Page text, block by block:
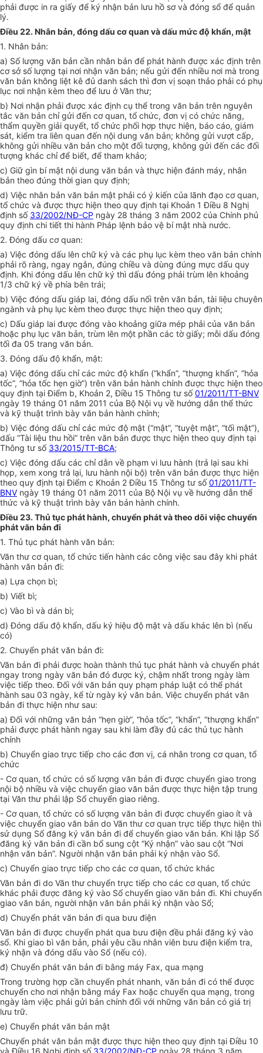
phải được in ra giấy để ký nhận bản lưu hồ sơ và đóng sổ để quản
lý.
Điều 22. Nhân bản, đóng dấu cơ quan và dấu mức độ khẩn, mật
1. Nhân bản:
a) Số lượng văn bản cần nhân bản để phát hành được xác định trên
cơ sở số lượng tại nơi nhận văn bản; nếu gửi đến nhiều nơi mà trong
văn bản không liệt kê đủ danh sách thì đơn vị soạn thảo phải có phụ
lục nơi nhận kèm theo để lưu ở Văn thư;
b) Nơi nhận phải được xác định cụ thể trong văn bản trên nguyên
tắc văn bản chỉ gửi đến cơ quan, tổ chức, đơn vị có chức năng,
thẩm quyền giải quyết, tổ chức phối hợp thực hiện, báo cáo, giám
sát, kiểm tra liên quan đến nội dung văn bản; không gửi vượt cấp,
không gửi nhiều văn bản cho một đối tượng, không gửi đến các đối
tượng khác chỉ để biết, để tham khảo;
c) Giữ gìn bí mật nội dung văn bản và thực hiện đánh máy, nhân
bản theo đúng thời gian quy định;
d) Việc nhân bản văn bản mật phải có ý kiến của lãnh đạo cơ quan,
tổ chức và được thực hiện theo quy định tại Khoản 1 Điều 8 Nghị
định số 33/2002/NĐ-CP ngày 28 tháng 3 năm 2002 của Chính phủ
quy định chi tiết thi hành Pháp lệnh bảo vệ bí mật nhà nước.
2.Đóng dấu cơ quan:
a) Việc đóng dấu lên chữ ký và các phụ lục kèm theo văn bản chính
phải rõ ràng, ngay ngắn, đúng chiều và dùng đúng mực dấu quy
định. Khi đóng dấu lên chữ ký thì dấu đóng phải trùm lên khoảng
1/3 chữ ký về phía bên trái;
b) Việc đóng dấu giáp lai, đóng dấu nối trên văn bản, tài liệu chuyên
ngành và phụ lục kèm theo được thực hiện theo quy định;
c) Dấu giáp lai được đóng vào khoảng giữa mép phải của văn bản
hoặc phụ lục văn bản, trùm lên một phần các tờ giấy; mỗi dấu đóng
tối đa 05 trang văn bản.
3.Đóng dấu độ khẩn, mật:
a) Việc đóng dấu chỉ các mức độ khẩn (“khẩn”, “thượng khẩn”, “hỏa
tốc”, “hỏa tốc hẹn giờ”) trên văn bản hành chính được thực hiện theo
quy định tại Điểm b, Khoản 2, Điều 15 Thông tư số01/2011/TT-BNV
ngày 19 tháng 01 năm 2011 của Bộ Nội vụ về hướng dẫn thể thức
và kỹ thuật trình bày văn bản hành chính;
b) Việc đóng dấu chỉ các mức độ mật (“mật”, “tuyệt mật”, “tối mật”),
dấu “Tài liệu thu hồi” trên văn bản được thực hiện theo quy định tại
Thông tư số 33/2015/TT-BCA;
c) Việc đóng dấu các chỉ dẫn về phạm vi lưu hành (trả lại sau khi
họp, xem xong trả lại, lưu hành nội bộ) trên văn bản được thực hiện
theo quy định tại Điểm c Khoản 2 Điều 15 Thông tư số01/2011/TT-
BNV ngày 19 tháng 01 năm 2011 của Bộ Nội vụ về hướng dẫn thể
thức và kỹ thuật trình bày văn bản hành chính.
Điều 23. Thủ tục phát hành, chuyển phát và theo dõi việc chuyển
phát văn bản đi
1. Thủ tục phát hành văn bản:
Văn thư cơ quan, tổ chức tiến hành các công việc sau đây khi phát
hành văn bản đi:
a) Lựa chọn bì;
b) Viết bì;
c) Vào bì và dán bì;
d)Đóng dấu độ khẩn, dấu ký hiệu độ mật và dấu khác lên bì (nếu
có)
2. Chuyển phát văn bản đi:
Văn bản đi phải được hoàn thành thủ tục phát hành và chuyển phát
ngay trong ngày văn bản đó được ký, chậm nhất trong ngày làm
việc tiếp theo. Đối với văn bản quy phạm pháp luật có thể phát
hành sau 03 ngày, kể từ ngày ký văn bản. Việc chuyển phát văn
bản đi thực hiện như sau:
a)Đối với những văn bản “hẹn giờ”, “hỏa tốc”, “khẩn”, “thượng khẩn”
phải được phát hành ngay sau khi làm đầy đủ các thủ tục hành
chính
b) Chuyển giao trực tiếp cho các đơn vị, cá nhân trong cơ quan, tổ
chức
- Cơ quan, tổ chức có số lượng văn bản đi được chuyển giao trong
nội bộ nhiều và việc chuyển giao văn bản được thực hiện tập trung
tại Văn thư phải lập Sổ chuyển giao riêng.
- Cơ quan, tổ chức có số lượng văn bản đi được chuyển giao ít và
việc chuyển giao văn bản do Văn thư cơ quan trực tiếp thực hiện thì
sử dụng Sổ đăng ký văn bản đi để chuyển giao văn bản. Khi lập Sổ
đăng ký văn bản đi cần bổ sung cột “Ký nhận” vào sau cột “Nơi
nhận văn bản”. Người nhận văn bản phải ký nhận vào Sổ.
c) Chuyển giao trực tiếp cho các cơ quan, tổ chức khác
Văn bản đi do Văn thư chuyển trực tiếp cho các cơ quan, tổ chức
khác phải được đăng ký vào Sổ chuyển giao văn bản đi. Khi chuyển
giao văn bản, người nhận văn bản phải ký nhận vào Sổ;
d) Chuyển phát văn bản đi qua bưu điện
Văn bản đi được chuyển phát qua bưu điện đều phải đăng ký vào
sổ. Khi giao bì văn bản, phải yêu cầu nhân viên bưu điện kiểm tra,
ký nhận và đóng dấu vào Sổ (nếu có).
đ) Chuyển phát văn bản đi bằng máy Fax, qua mạng
Trong trường hợp cần chuyển phát nhanh, văn bản đi có thể được
chuyển cho nơi nhận bằng máy Fax hoặc chuyển qua mạng, trong
ngày làm việc phải gửi bản chính đối với những văn bản có giá trị
lưu trữ.
e) Chuyển phát văn bản mật
Chuyển phát văn bản mật được thực hiện theo quy định tại Điều 10
và Điều 16 Nghị định số 33/2002/NĐ-CP ngày 28 tháng 3 năm